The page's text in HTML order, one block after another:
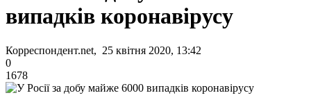
випадків коронавірусу
Корреспондент.net, 25 квітня 2020, 13:42
0
1678